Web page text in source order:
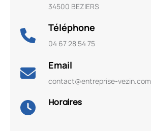
34500 BEZIERS
Téléphone
04 67 28 54 75
Email
contact@entreprise-vezin.com
Horaires